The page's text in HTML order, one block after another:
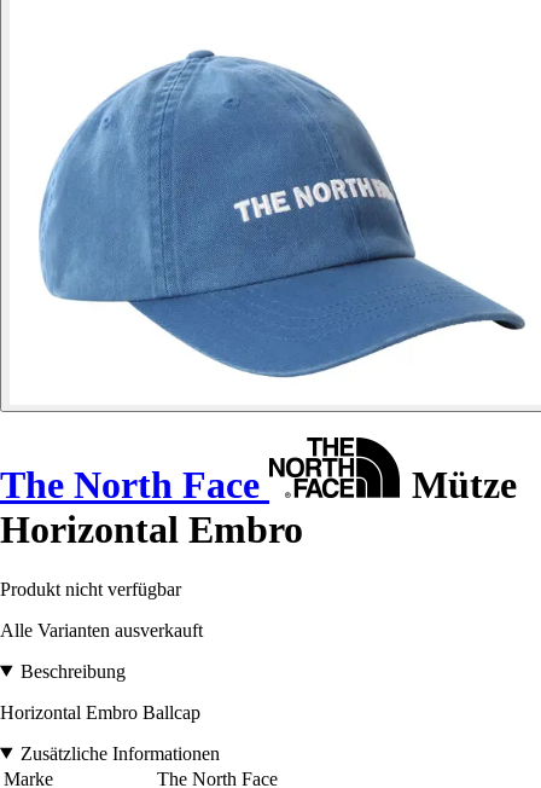
The North Face
Mütze
Horizontal Embro
Produkt nicht verfügbar
Alle Varianten ausverkauft
Beschreibung
Horizontal Embro Ballcap
Zusätzliche Informationen
Marke
The North Face